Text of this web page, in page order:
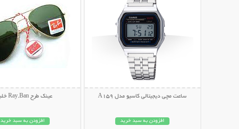
ساعت مچی دیجیتالی کاسیو مدل A159
افزودن به سبد خرید
عینک طرح Ray.Ban خلبانی
افزودن به سبد خرید